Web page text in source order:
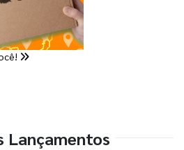
Lançamentos